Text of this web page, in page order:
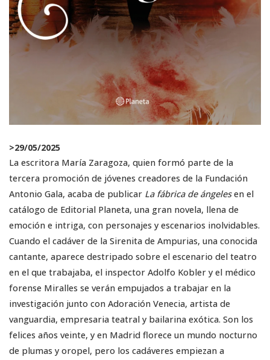
>29/05/2025
La escritora María Zaragoza, quien formó parte de la
tercera promoción de jóvenes creadores de la Fundación
Antonio Gala, acaba de publicar La fábrica de ángelesen el
catálogo de Editorial Planeta, una gran novela, llena de
emoción e intriga, con personajes y escenarios inolvidables.
Cuando el cadáver de la Sirenita de Ampurias, una conocida
cantante, aparece destripado sobre el escenario del teatro
en el que trabajaba, el inspector Adolfo Kobler y el médico
forense Miralles se verán empujados a trabajar en la
investigación junto con Adoración Venecia, artista de
vanguardia, empresaria teatral y bailarina exótica. Son los
felices años veinte, y en Madrid florece un mundo nocturno
de plumas y oropel, pero los cadáveres empiezan a